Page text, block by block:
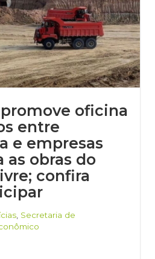
oficina
entre
e empresas
as obras do
confira
Secretaria de